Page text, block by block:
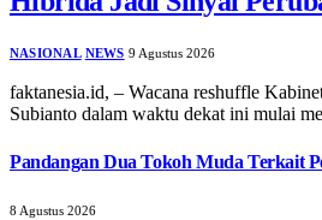
NASIONAL NEWS 9 Agustus 2026
faktanesia.id, – Wacana reshuffle
Subianto dalam waktu dekat ini mulai
Pandangan Dua Tokoh Muda Terkait
8 Agustus 2026